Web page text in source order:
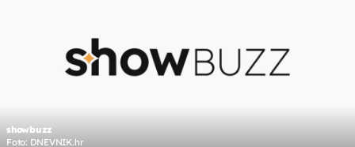
showbuzz
Foto: DNEVNIK.hr